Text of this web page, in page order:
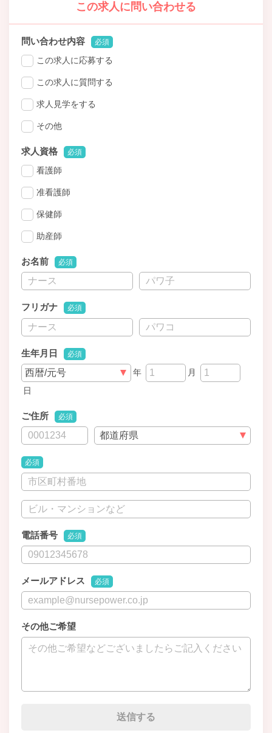
この求人に問い合わせる
問い合わせ内容 必須
この求人に応募する
この求人に質問する
求人見学をする
その他
求人資格 必須
看護師
准看護師
保健師
助産師
お名前 必須
フリガナ 必須
生年月日 必須
年
月
日
ご住所 必須
必須
電話番号 必須
メールアドレス 必須
その他ご希望